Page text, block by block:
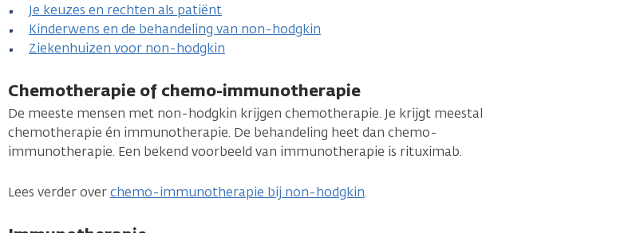
Je keuzes en rechten als patiënt
Kinderwens en de behandeling van non-hodgkin
Ziekenhuizen voor non-hodgkin
Chemotherapie of chemo-immunotherapie
De meeste mensen met non-hodgkin krijgen chemotherapie. Je krijgt meestal
chemotherapie én immunotherapie. De behandeling heet dan chemo-
immunotherapie. Een bekend voorbeeld van immunotherapie is rituximab.
Lees verder overchemo-immunotherapie bij non-hodgkin.